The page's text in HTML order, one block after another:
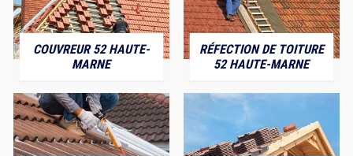
COUVREUR 52 HAUTE-
MARNE
RÉFECTION DE TOITURE
52 HAUTE-MARNE